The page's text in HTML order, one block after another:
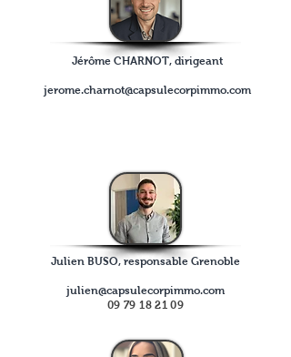
Jérôme CHARNOT, dirigeant
jerome.charnot@capsulecorpimmo.com
Julien BUSO, responsable Grenoble
julien@capsulecorpimmo.com
0979 18 21 09